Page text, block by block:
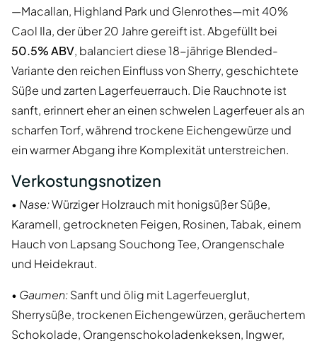
—Macallan, Highland Park und Glenrothes—mit 40%
Caol Ila, der über 20 Jahre gereift ist. Abgefüllt bei
50.5% ABV, balanciert diese 18-jährige Blended-
Variante den reichen Einfluss von Sherry, geschichtete
Süße und zarten Lagerfeuerrauch. Die Rauchnote ist
sanft, erinnert eher an einen schwelen Lagerfeuer als an
scharfen Torf, während trockene Eichengewürze und
ein warmer Abgang ihre Komplexität unterstreichen.
Verkostungsnotizen
• Nase:Würziger Holzrauch mit honigsüßer Süße,
Karamell, getrockneten Feigen, Rosinen, Tabak, einem
Hauch von Lapsang Souchong Tee, Orangenschale
und Heidekraut.
• Gaumen:Sanft und ölig mit Lagerfeuerglut,
Sherrysüße, trockenen Eichengewürzen, geräuchertem
Schokolade, Orangenschokoladenkeksen, Ingwer,